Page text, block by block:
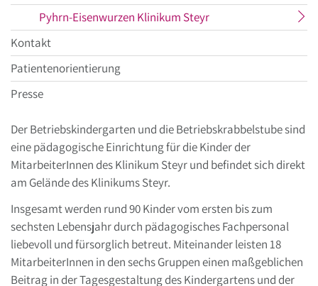
Pyhrn-Eisenwurzen Klinikum Steyraktueller
Menüpunkt
Kontakt
Patientenorientierung
Presse
Der Betriebskindergarten und die Betriebskrabbelstube sind
eine pädagogische Einrichtung für die Kinder der
MitarbeiterInnen des Klinikum Steyr und befindet sich direkt
am Gelände des Klinikums Steyr.
Insgesamt werden rund 90 Kinder vom ersten bis zum
sechsten Lebensjahr durch pädagogisches Fachpersonal
liebevoll und fürsorglich betreut. Miteinander leisten 18
MitarbeiterInnen in den sechs Gruppen einen maßgeblichen
Beitrag in der Tagesgestaltung des Kindergartens und der